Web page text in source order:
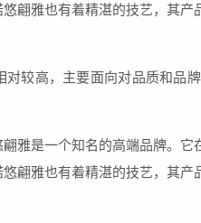
翩雅也有着精湛的技艺，其
对较高，主要面向对品质和品
雅是一个知名的高端品牌。
翩雅也有着精湛的技艺，其